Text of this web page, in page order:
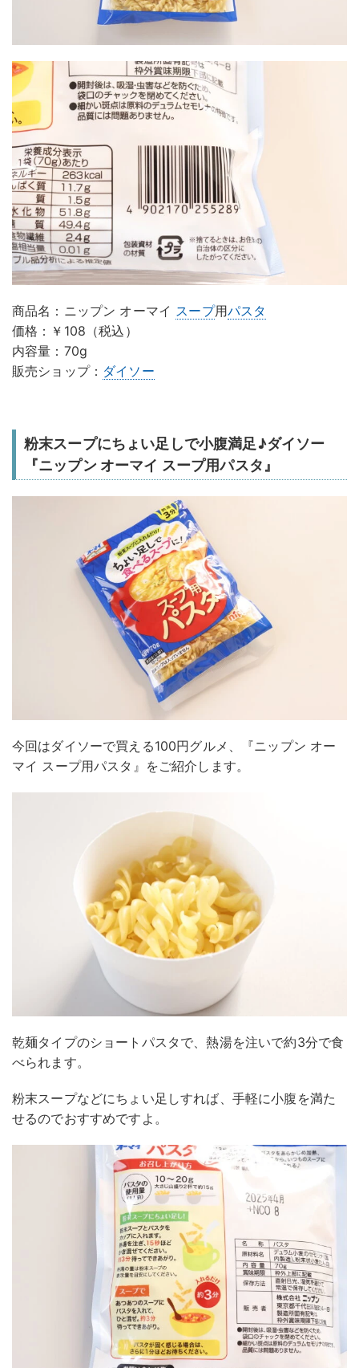
商品名：ニップン オーマイ スープ用パスタ
価格：￥108（税込）
内容量：70g
販売ショップ： ダイソー
粉末スープにちょい足しで小腹満足♪ダイソー
『ニップン オーマイ スープ用パスタ』
今回はダイソーで買える100円グルメ、『ニップン オー
マイ スープ用パスタ』をご紹介します。
乾麺タイプのショートパスタで、熱湯を注いで約3分で食
べられます。
粉末スープなどにちょい足しすれば、手軽に小腹を満た
せるのでおすすめですよ。